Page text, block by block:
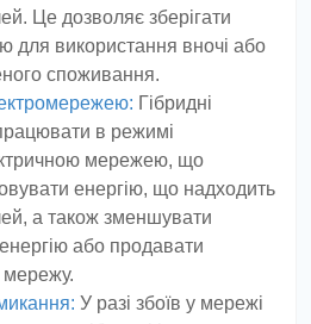
Це дозволяє зберігати
для використання вночі або
споживання.
Гібридні
в режимі
мережею, що
енергію, що надходить
а також зменшувати
або продавати
мережу.
У разі збоїв у мережі